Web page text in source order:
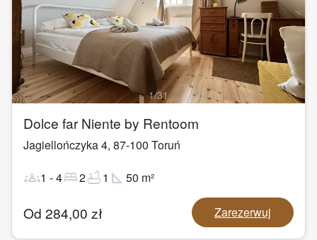
1/31
Dolce far Niente by Rentoom
Jagiellończyka 4, 87-100 Toruń
groups1 -4bed2bathtub1 square_foot 50 m²
Od 284,00 zł Zarezerwuj